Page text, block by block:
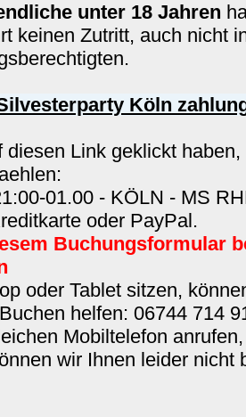
unter 18 Jahren
keinen Zutritt, auch nicht
Köln
diesen Link geklickt
01.00 - KÖLN - MS
oder PayPal.
Buchungsformular
oder Tablet sitzen,
helfen: 06744 714
Mobiltelefon
wir Ihnen leider nicht